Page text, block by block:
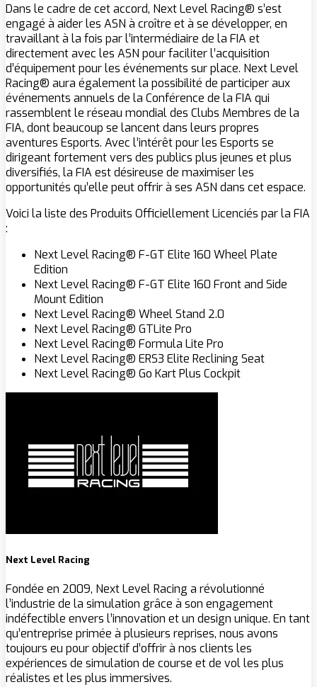
Dans le cadre de cet accord, Next Level Racing® s’est
engagé à aider les ASN à croître et à se développer, en
travaillant à la fois par l’intermédiaire de la FIA et
directement avec les ASN pour faciliter l’acquisition
d’équipement pour les événements sur place. Next Level
Racing® aura également la possibilité de participer aux
événements annuels de la Conférence de la FIA qui
rassemblent le réseau mondial des Clubs Membres de la
FIA, dont beaucoup se lancent dans leurs propres
aventures Esports. Avec l’intérêt pour les Esports se
dirigeant fortement vers des publics plus jeunes et plus
diversifiés, la FIA est désireuse de maximiser les
opportunités qu’elle peut offrir à ses ASN dans cet espace.
Voici la liste des Produits Officiellement Licenciés par la FIA
:
Next Level Racing® F-GT Elite 160 Wheel Plate
Edition
Next Level Racing® F-GT Elite 160 Front and Side
Mount Edition
Next Level Racing® Wheel Stand 2.0
Next Level Racing® GTLite Pro
Next Level Racing® Formula Lite Pro
Next Level Racing® ERS3 Elite Reclining Seat
Next Level Racing® Go Kart Plus Cockpit
Next Level Racing
Fondée en 2009, Next Level Racing a révolutionné
l’industrie de la simulation grâce à son engagement
indéfectible envers l’innovation et un design unique. En tant
qu’entreprise primée à plusieurs reprises, nous avons
toujours eu pour objectif d’offrir à nos clients les
expériences de simulation de course et de vol les plus
réalistes et les plus immersives.